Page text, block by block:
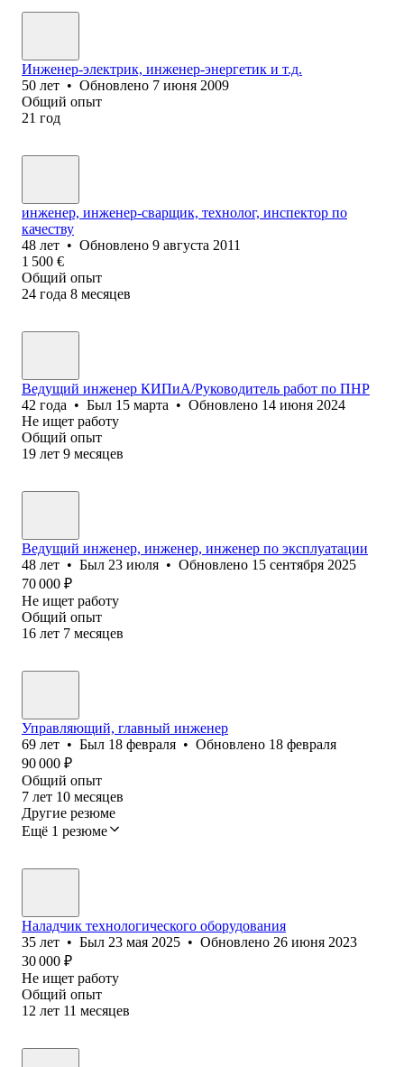
Инженер-электрик, инженер-энергетик и т.д.
50 лет • Обновлено 7 июня 2009
Общий опыт
21 год
инженер, инженер-сварщик, технолог, инспектор по
качеству
48 лет • Обновлено 9 августа 2011
1 500 €
Общий опыт
24 года 8 месяцев
Ведущий инженер КИПиА/Руководитель работ по ПНР
42 года • Был 15 марта • Обновлено 14 июня 2024
Не ищет работу
Общий опыт
19 лет 9 месяцев
Ведущий инженер, инженер, инженер по эксплуатации
48 лет • Был 23 июля • Обновлено 15 сентября 2025
70 000 ₽
Не ищет работу
Общий опыт
16 лет 7 месяцев
Управляющий, главный инженер
69 лет • Был 18 февраля • Обновлено 18 февраля
90 000 ₽
Общий опыт
7 лет 10 месяцев
Другие резюме
Ещё 1 резюме
Наладчик технологического оборудования
35 лет • Был 23 мая 2025 • Обновлено 26 июня 2023
30 000 ₽
Не ищет работу
Общий опыт
12 лет 11 месяцев